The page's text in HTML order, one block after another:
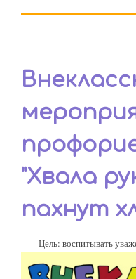
"Хвала
пахнут
Цель: воспитывать